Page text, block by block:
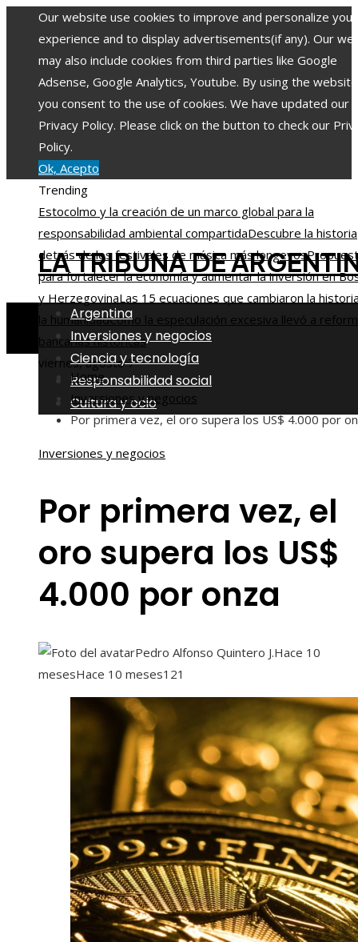
Our website use cookies to improve and personalize your
experience and to display advertisements(if any). Our
may also include cookies from third parties like Google
Adsense, Google Analytics, Youtube. By using the
you consent to the use of cookies. We have updated our
Privacy Policy. Please click on the button to check our
Policy.
Ok, Acepto
Trending
Estocolmo y la creación de un marco global para la
responsabilidad ambiental compartidaDescubre la historia
detrás de los festivales de música más longevos
para fortalecer la economía y aumentar la inversión en
y HerzegovinaLas 15 ecuaciones que cambiaron la
la humanidadCómo la especulación excesiva llevó a
bancarias históricas
viernes, agosto 7
LA TRIBUNA DE
Argentina
Inversiones y negocios
Ciencia y tecnología
Responsabilidad social
Cultura y ocio
Home
Inversiones y negocios
Por primera vez, el oro supera los US$ 4.000 por
Inversiones y negocios
Por primera vez, el
oro supera los US$
4.000 por onza
Pedro Alfonso Quintero J.Hace 10
mesesHace 10 meses121